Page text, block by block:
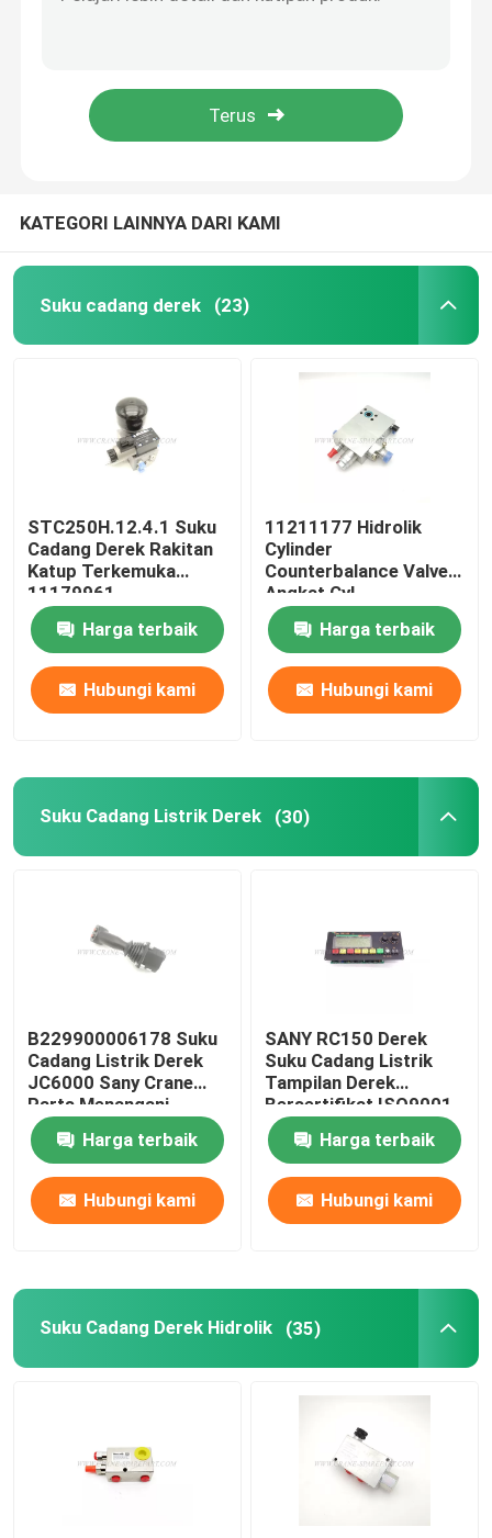
Suku Cadang Undercarriage Derek
Saringan Sany
Bagian Boom Derek
Lampu Derek
Suku Cadang Derek Zoomlion
Tali Kawat Derek
KATEGORI LAINNYA DARI KAMI
Suku cadang derek (23)
STC250H.12.4.1 Suku
Cadang Derek Rakitan
Katup Terkemuka
11179961
Harga terbaik
Hubungi kami
11211177 Hidrolik
Cylinder
Counterbalance Valve
Angkat Cyl
STC750.4.1.19.10
Harga terbaik
Hubungi kami
Suku Cadang Listrik Derek (30)
B229900006178 Suku
Cadang Listrik Derek
JC6000 Sany Crane
Parts Menangani
Operasi
Harga terbaik
Hubungi kami
SANY RC150 Derek
Suku Cadang Listrik
Tampilan Derek
Bersertifikat ISO9001
Harga terbaik
Hubungi kami
Suku Cadang Derek Hidrolik (35)